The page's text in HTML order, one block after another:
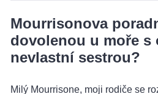
Mourrisonova
dovolenou u moře s
nevlastní sestrou?
Milý Mourrisone, moji rodiče se